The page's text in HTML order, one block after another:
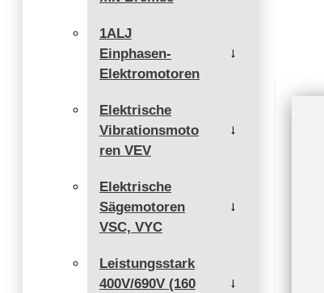
1ALJ
Einphasen-
Elektromotoren
→
Elektrische
Vibrationsmoto
ren VEV
→
Elektrische
Sägemotoren
VSC, VYC
→
Leistungsstark
400V/690V (160
→